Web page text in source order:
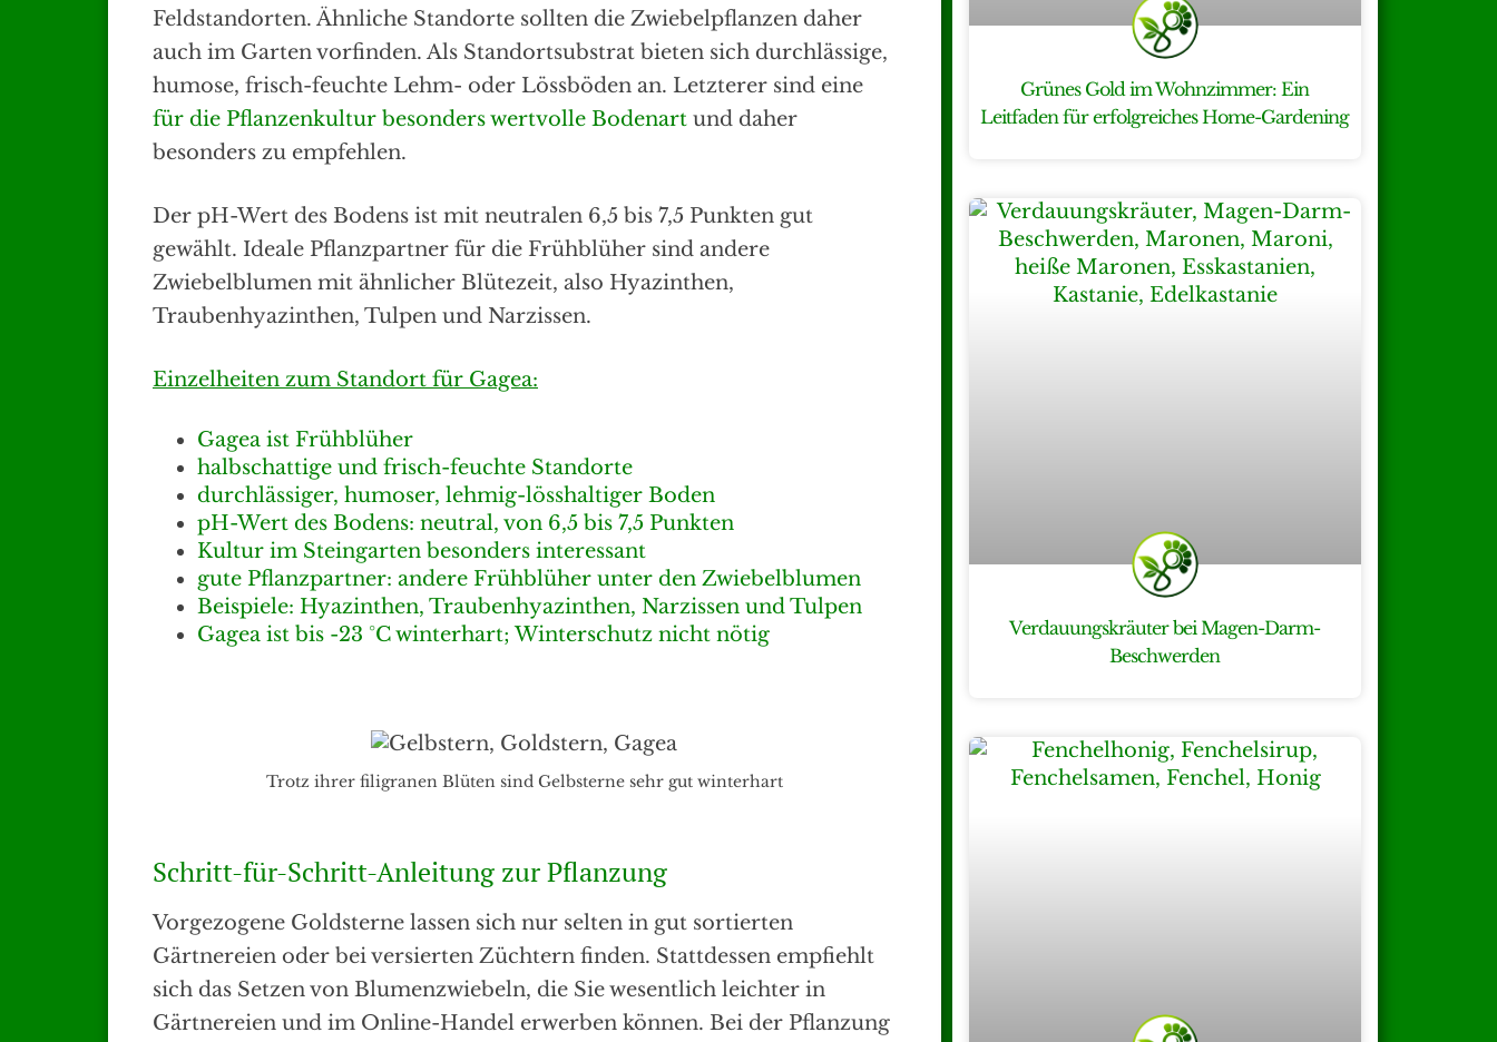
Feldstandorten. Ähnliche Standorte sollten die Zwiebelpflanzen daher
auch im Garten vorfinden. Als Standortsubstrat bieten sich durchlässige,
humose, frisch-feuchte Lehm- oder Lössböden an. Letzterer sind eine
für die Pflanzenkultur besonders wertvolle Bodenart und daher
besonders zu empfehlen.
Der pH-Wert des Bodens ist mit neutralen 6,5 bis 7,5 Punkten gut
gewählt. Ideale Pflanzpartner für die Frühblüher sind andere
Zwiebelblumen mit ähnlicher Blütezeit, also Hyazinthen,
Traubenhyazinthen, Tulpen und Narzissen.
Einzelheiten zum Standort für Gagea:
Gagea ist Frühblüher
halbschattige und frisch-feuchte Standorte
durchlässiger, humoser, lehmig-lösshaltiger Boden
pH-Wert des Bodens: neutral, von 6,5 bis 7,5 Punkten
Kultur im Steingarten besonders interessant
gute Pflanzpartner: andere Frühblüher unter den Zwiebelblumen
Beispiele: Hyazinthen, Traubenhyazinthen, Narzissen und Tulpen
Gagea ist bis -23 °C winterhart;Winterschutz nicht nötig
Trotz ihrer filigranen Blüten sind Gelbsterne sehr gut winterhart
Schritt-für-Schritt-Anleitung zur Pflanzung
Vorgezogene Goldsterne lassen sich nur selten in gut sortierten
Gärtnereien oder bei versierten Züchtern finden. Stattdessen empfiehlt
sich das Setzen von Blumenzwiebeln, die Sie wesentlich leichter in
Gärtnereien und im Online-Handel erwerben können. Bei der Pflanzung
Grünes Gold im Wohnzimmer: Ein
Leitfaden für erfolgreiches Home-Gardening
Verdauungskräuter bei Magen-Darm-
Beschwerden